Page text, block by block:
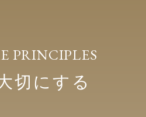
PRINCIPLES
切にする